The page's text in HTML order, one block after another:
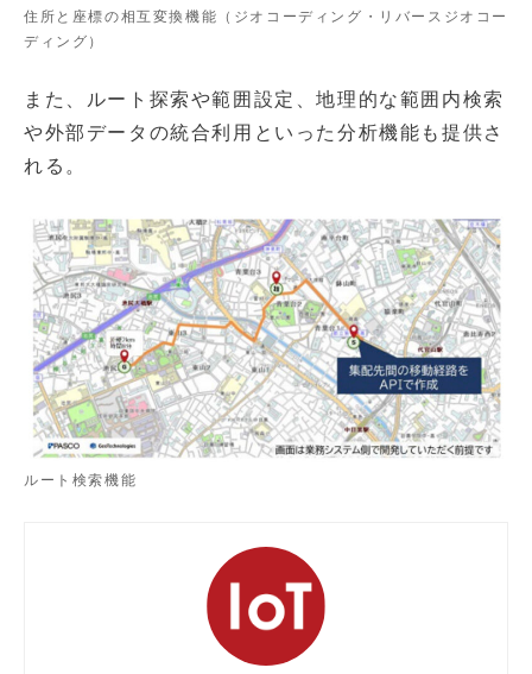
住所と座標の相互変換機能（ジオコーディング・リバースジオコー
ディング）
また、ルート探索や範囲設定、地理的な範囲内検索
や外部データの統合利用といった分析機能も提供さ
れる。
ルート検索機能